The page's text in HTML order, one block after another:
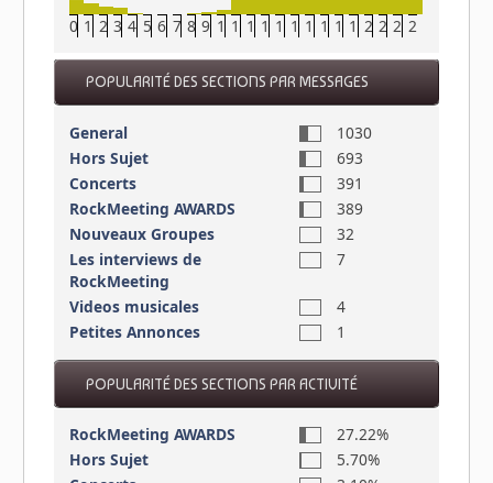
0 1 2 3 4 5 6 7 8 9 1011121314151617181920212223
POPULARITÉ DES SECTIONS PAR MESSAGES
General
1030
Hors Sujet
693
Concerts
391
RockMeeting AWARDS
389
Nouveaux Groupes
32
Les interviews de
RockMeeting
7
Videos musicales
4
Petites Annonces
1
POPULARITÉ DES SECTIONS PAR ACTIVITÉ
RockMeeting AWARDS
27.22%
Hors Sujet
5.70%